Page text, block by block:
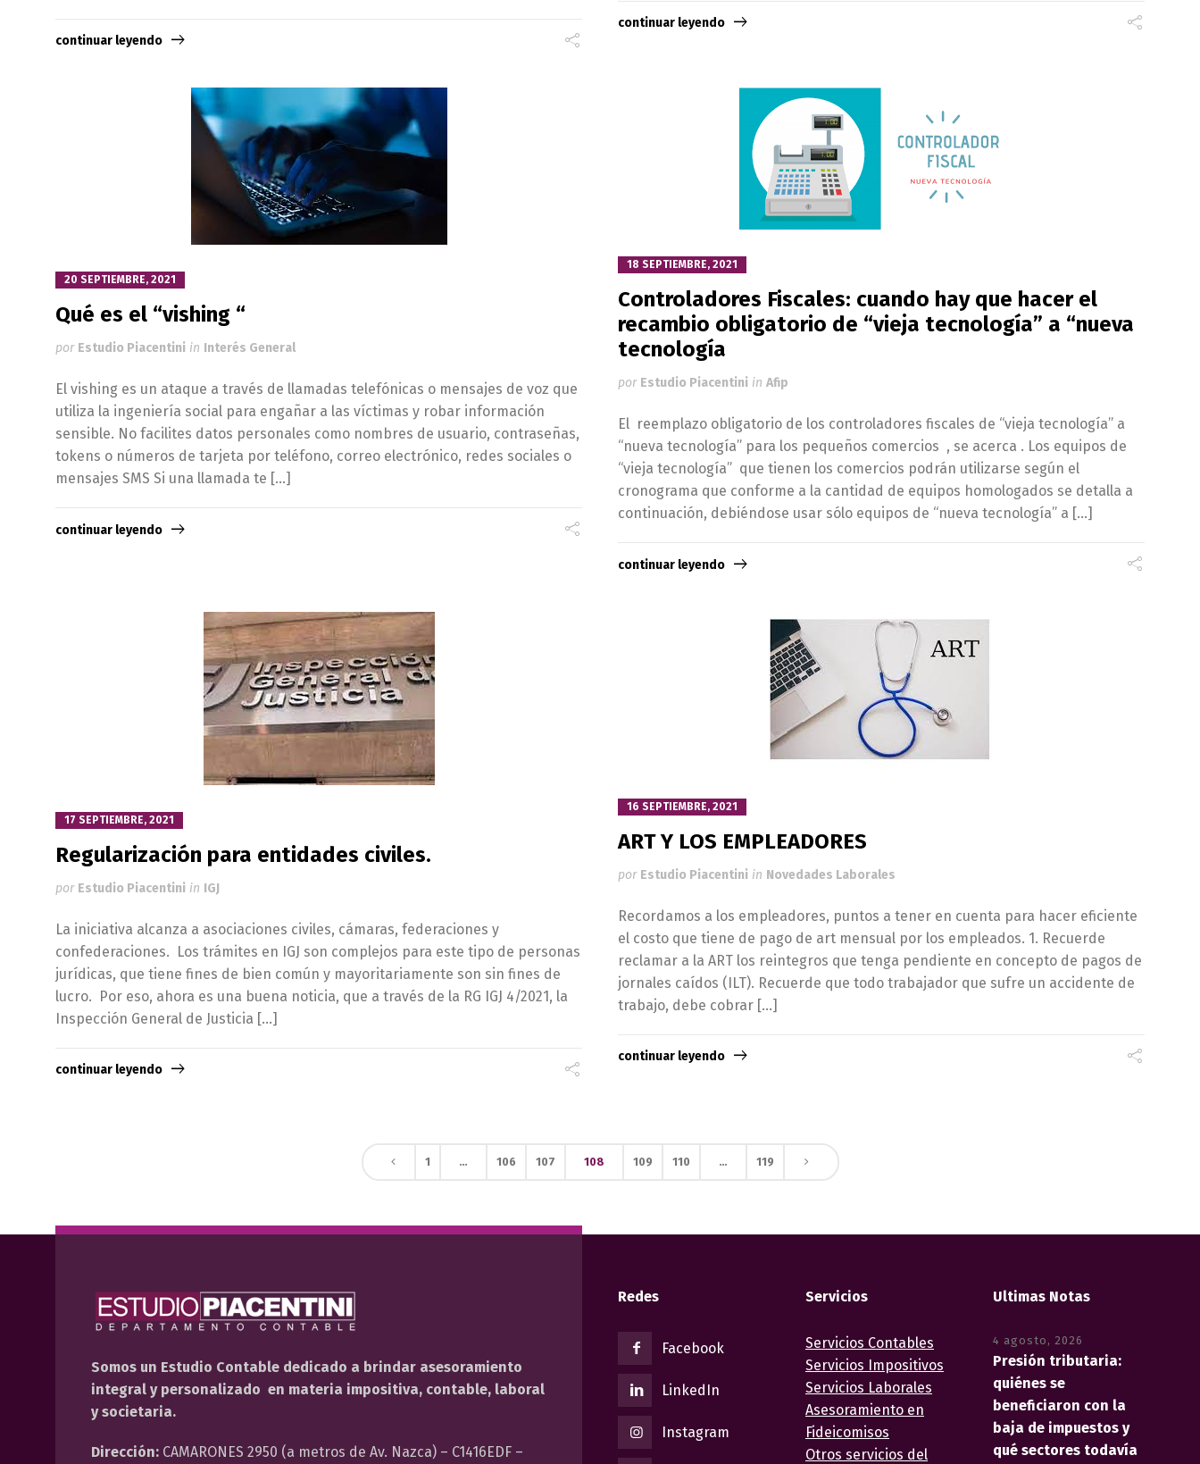
continuar leyendo
continuar leyendo
20 SEPTIEMBRE, 2021
Qué es el “vishing “
por Estudio Piacentini in Interés General
El vishing es un ataque a través de llamadas telefónicas o mensajes de voz que
utiliza la ingeniería social para engañar a las víctimas y robar información
sensible. No facilites datos personales como nombres de usuario, contraseñas,
tokens o números de tarjeta por teléfono, correo electrónico, redes sociales o
mensajes SMS Si una llamada te […]
continuar leyendo
18 SEPTIEMBRE, 2021
Controladores Fiscales: cuando hay que hacer el
recambio obligatorio de “vieja tecnología” a “nueva
tecnología
por Estudio Piacentini in Afip
El reemplazo obligatorio de los controladores fiscales de “vieja tecnología” a
“nueva tecnología” para los pequeños comercios , se acerca . Los equipos de
“vieja tecnología” que tienen los comercios podrán utilizarse según el
cronograma que conforme a la cantidad de equipos homologados se detalla a
continuación, debiéndose usar sólo equipos de “nueva tecnología” a […]
continuar leyendo
17 SEPTIEMBRE, 2021
Regularización para entidades civiles.
por Estudio Piacentini in IGJ
La iniciativa alcanza a asociaciones civiles, cámaras, federaciones y
confederaciones. Los trámites en IGJ son complejos para este tipo de personas
jurídicas, que tiene fines de bien común y mayoritariamente son sin fines de
lucro. Por eso, ahora es una buena noticia, que a través de la RG IGJ 4/2021, la
Inspección General de Justicia […]
continuar leyendo
16 SEPTIEMBRE, 2021
ART Y LOS EMPLEADORES
por Estudio Piacentini in Novedades Laborales
Recordamos a los empleadores, puntos a tener en cuenta para hacer eficiente
el costo que tiene de pago de art mensual por los empleados. 1. Recuerde
reclamar a la ART los reintegros que tenga pendiente en concepto de pagos de
jornales caídos (ILT). Recuerde que todo trabajador que sufre un accidente de
trabajo, debe cobrar […]
continuar leyendo
1 … 106 107 108 109 110 … 119
Somos un Estudio Contable dedicado a brindar asesoramiento
integral y personalizado en materia impositiva, contable, laboral
y societaria.
Dirección: CAMARONES 2950 (a metros de Av. Nazca) – C1416EDF –
Redes
Facebook
LinkedIn
Instagram
Servicios
Servicios Contables
Servicios Impositivos
Servicios Laborales
Asesoramiento en
Fideicomisos
Otros servicios del
Ultimas Notas
4 agosto, 2026
Presión tributaria:
quiénes se
beneficiaron con la
baja de impuestos y
qué sectores todavía